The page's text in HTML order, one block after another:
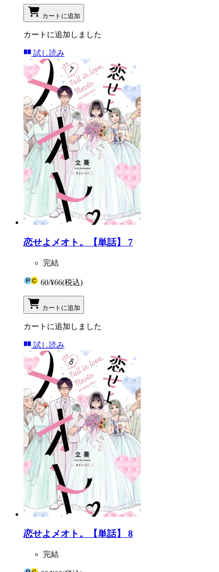
カートに追加
カートに追加しました
試し読み
恋せよメオト。【単話】 7
完結
60/¥66(税込)
カートに追加
カートに追加しました
試し読み
恋せよメオト。【単話】 8
完結